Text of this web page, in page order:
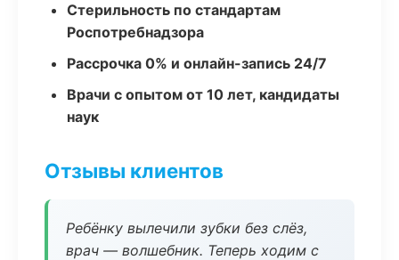
Стерильность по стандартам
Роспотребнадзора
Рассрочка 0% и онлайн-запись 24/7
Врачи с опытом от 10 лет, кандидаты
наук
Отзывы клиентов
Ребёнку вылечили зубки без слёз,
врач — волшебник. Теперь ходим с